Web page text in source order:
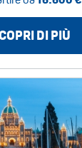
DI PIÙ